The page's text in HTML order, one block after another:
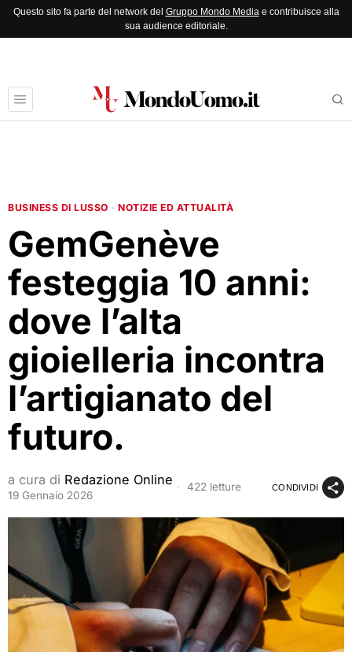
Questo sito fa parte del network del Gruppo Mondo Mediae contribuisce alla
sua audience editoriale.
BUSINESS DI LUSSO · NOTIZIE ED ATTUALITÀ
GemGenève
festeggia 10 anni:
dove l’alta
gioielleria incontra
l’artigianato del
futuro.
a cura di Redazione Online
19 Gennaio 2026
422 letture CONDIVIDI